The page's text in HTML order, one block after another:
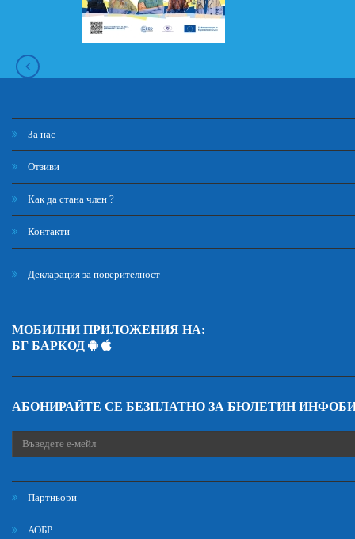
За нас
Отзиви
Как да стана член ?
Контакти
Декларация за поверителност
МОБИЛНИ ПРИЛОЖЕНИЯ НА:
БГ БАРКОД
АБОНИРАЙТЕ СЕ БЕЗПЛАТНО ЗА БЮЛЕТИН
Партньори
АОБР